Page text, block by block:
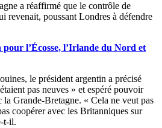
a réaffirmé que le contrôle de
revenait, poussant Londres à défendre
l’Écosse, l’Irlande du Nord et
le président argentin a précisé
pas neuves » et espéré pouvoir
Grande-Bretagne. « Cela ne veut pas
coopérer avec les Britanniques sur
t-il.